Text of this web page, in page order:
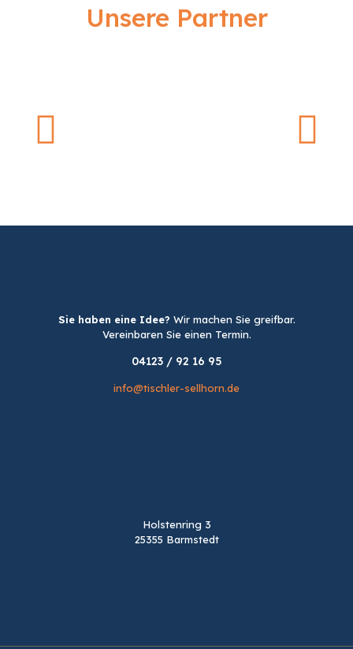
Unsere Partner
Sie haben eine Idee? Wir machen Sie greifbar.
Vereinbaren Sie einen Termin.
04123 / 92 16 95
info@tischler-sellhorn.de
Holstenring 3
25355 Barmstedt